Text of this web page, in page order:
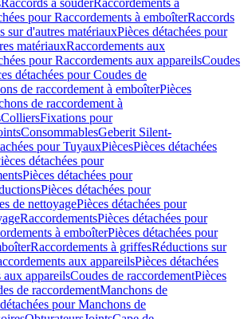
Raccords à souderRaccordements à
pour Raccordements à emboîterRaccords
sur d'autres matériauxPièces détachées pour
matériauxRaccordements aux
pour Raccordements aux appareilsCoudes
détachées pour Coudes de
de raccordement à emboîterPièces
de raccordement à
ColliersFixations pour
ConsommablesGeberit Silent-
pour TuyauxPiècesPièces détachées
détachées pour
Pièces détachées pour
Pièces détachées pour
de nettoyagePièces détachées pour
RaccordementsPièces détachées pour
à emboîterPièces détachées pour
Raccordements à griffesRéductions sur
aux appareilsPièces détachées
aux appareilsCoudes de raccordementPièces
de raccordementManchons de
pour Manchons de